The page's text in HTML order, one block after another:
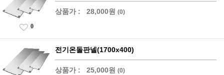
상품가 : 28,000원 (0)
0
전기온돌판넬(1700x400)
상품가 : 25,000원 (0)